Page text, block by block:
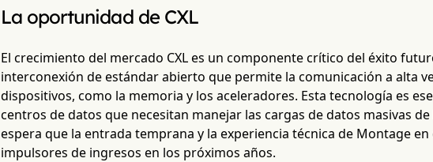
La oportunidad de CXL
El crecimiento del mercado CXL es un componente crítico del éxito
interconexión de estándar abierto que permite la comunicación a alta
dispositivos, como la memoria y los aceleradores. Esta tecnología es
centros de datos que necesitan manejar las cargas de datos masivas
espera que la entrada temprana y la experiencia técnica de Montage
impulsores de ingresos en los próximos años.